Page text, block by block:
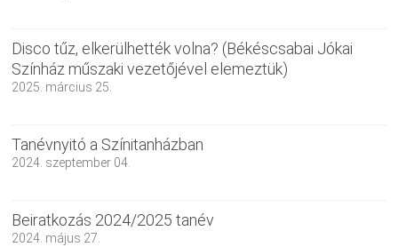
Disco tűz, elkerülhették volna? (Békéscsabai Jókai
Színház műszaki vezetőjével elemeztük)
2025. március 25.
Tanévnyitó a Színitanházban
2024. szeptember 04.
Beiratkozás 2024/2025 tanév
2024. május 27.